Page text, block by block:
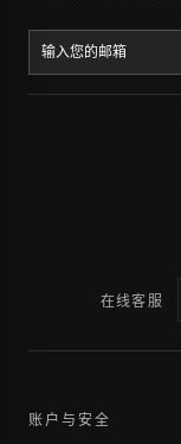
在线客服
账户与安全